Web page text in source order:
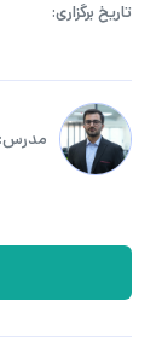
تاریخ برگزاری:
مدرس: